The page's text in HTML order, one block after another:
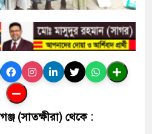
(সাতক্ষীরা) থেকে :